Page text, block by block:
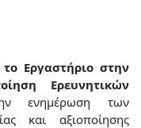
Εργαστήριο στην
Ερευνητικών
ενημέρωση των
και αξιοποίησης